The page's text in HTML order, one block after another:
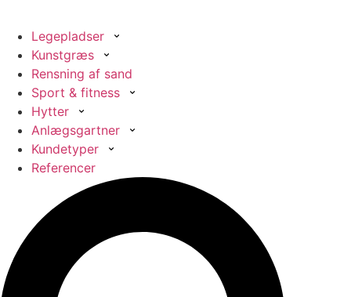
Legepladser
Kunstgræs
Rensning af sand
Sport & fitness
Hytter
Anlægsgartner
Kundetyper
Referencer